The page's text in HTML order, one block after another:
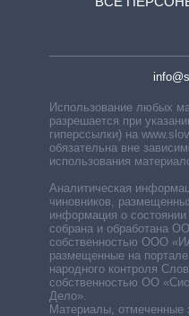
Использование любых
разрешается при
гиперссылки) на
обязательна вне
использования
Аналитическая
чиновников,
информация о
собрана и обработана
собственностью ООО
размещенные на
народного контроля
собственностью ОО
Дело».
Материалы, отмеченные